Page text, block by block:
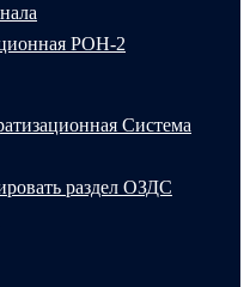
РОН-2
Система
раздел ОЗДС